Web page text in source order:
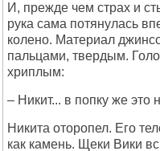
И, прежде чем страх и
рука сама потянулась
колено. Материал
пальцами, твердым.
хриплым:
– Никит... в попку же это
Никита оторопел. Его
как камень. Щеки Вики